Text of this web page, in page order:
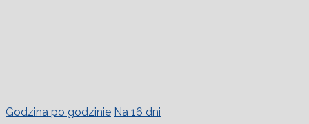
Godzina po godzinie Na 16 dni